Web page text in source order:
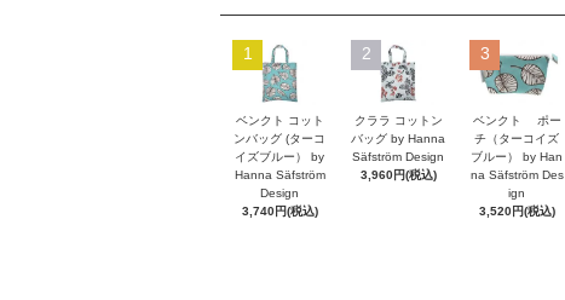
1
ベンクト コット
ンバッグ (ターコ
イズブルー） by
Hanna Säfström
Design
3,740円(税込)
2
クララ コットン
バッグ by Hanna
Säfström Design
3,960円(税込)
3
ベンクト ポー
チ（ターコイズ
ブルー） by Han
na Säfström Des
ign
3,520円(税込)